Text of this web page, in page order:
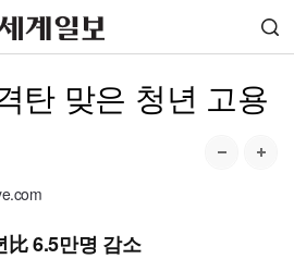
탄 맞은 청년 고용
比 6.5만명 감소